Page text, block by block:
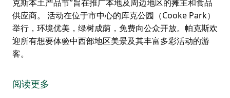
克斯本土产品节”旨在推广本地及周边地区的摊主和食品
供应商。 活动在位于市中心的库克公园（Cooke Park）
举行，环境优美，绿树成荫，免费向公众开放。帕克斯欢
迎所有想要体验中西部地区美景及其丰富多彩活动的游
客。
Parkes）汇集了超过50个市集摊位，出售本地及周边地
区的特产，同时还举办教育工作坊，并通过艺术、音乐和
阅读更多